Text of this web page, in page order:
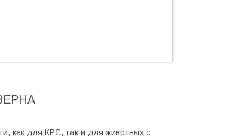
как для КРС, так и для животных с